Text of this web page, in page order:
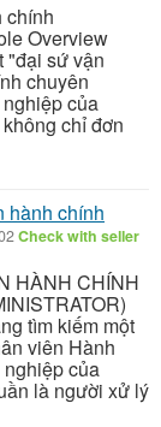
chính
Overview
"đại sứ vận
chuyên
của
chỉ đơn
hành chính
Check with seller
HÀNH CHÍNH
tìm kiếm một
viên Hành
của
là người xử lý